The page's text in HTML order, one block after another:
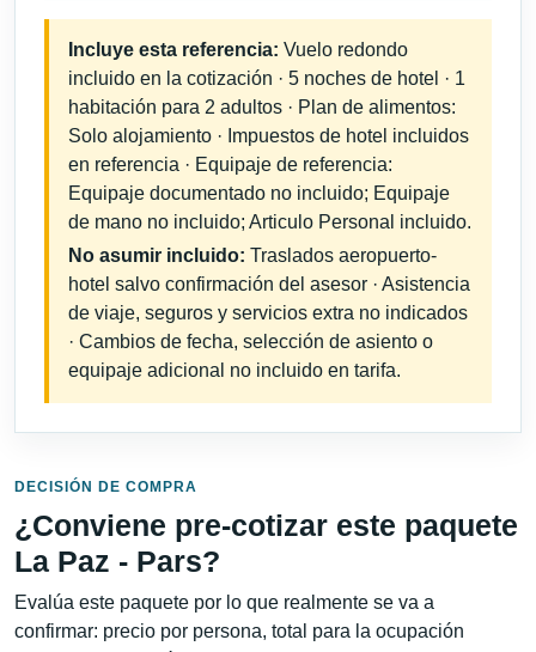
Incluye esta referencia: Vuelo redondo
incluido en la cotización · 5 noches de hotel · 1
habitación para 2 adultos · Plan de alimentos:
Solo alojamiento · Impuestos de hotel incluidos
en referencia · Equipaje de referencia:
Equipaje documentado no incluido; Equipaje
de mano no incluido; Articulo Personal incluido.
No asumir incluido: Traslados aeropuerto-
hotel salvo confirmación del asesor · Asistencia
de viaje, seguros y servicios extra no indicados
· Cambios de fecha, selección de asiento o
equipaje adicional no incluido en tarifa.
DECISIÓN DE COMPRA
¿Conviene pre-cotizar este paquete
La Paz - Pars?
Evalúa este paquete por lo que realmente se va a
confirmar: precio por persona, total para la ocupación